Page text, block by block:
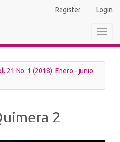
Register Login
21 No. 1 (2018): Enero - junio
2